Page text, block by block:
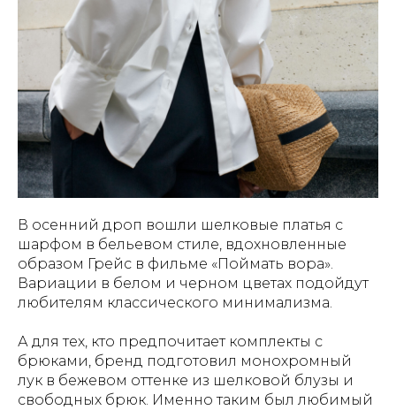
В осенний дроп вошли шелковые платья с
шарфом в бельевом стиле, вдохновленные
образом Грейс в фильме «Поймать вора».
Вариации в белом и черном цветах подойдут
любителям классического минимализма.
А для тех, кто предпочитает комплекты с
брюками, бренд подготовил монохромный
лук в бежевом оттенке из шелковой блузы и
свободных брюк. Именно таким был любимый